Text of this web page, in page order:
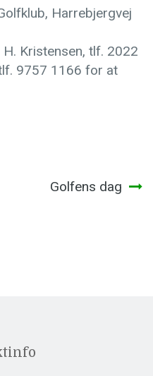
Harrebjergvej
H. Kristensen, tlf. 2022
9757 1166 for at
Golfens dag